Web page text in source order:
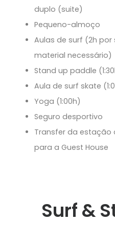
duplo (suite)
Pequeno-almoço
Aulas de surf (2h
material necessário)
Stand up paddle
Aula de surf skate
Yoga (1:00h)
Seguro desportivo
Transfer da estação
para a Guest House
Surf &